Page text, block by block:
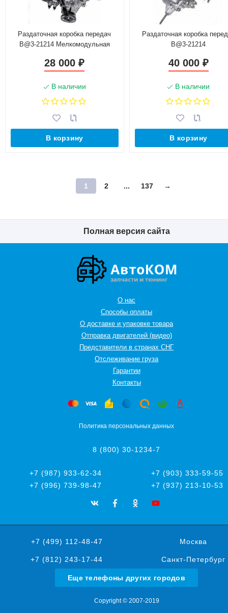
Раздаточная коробка передач
B@3-21214 Мелкомодульная
28 000₽
В наличии
В корзину
Раздаточная коробка
B@3-21214
40 000 ₽
В наличии
В корзину
1 2 ... 137 →
Полная версия сайта
О нас
Способы оплаты
О доставке и упаковке товара
Отправка двигателей (видео)
Представители в странах СНГ
Oтслеживание груза
Гарантии
Контакты
Политика персональных данных
8 (800) 30-1234-7
+7 (987) 933-62-34
+7 (903) 333-59-55
+7 (996) 739-98-47
+7 (937) 213-10-53
+7 (499) 112-48-47 Москва
+7 (812) 243-17-44 Санкт-Петербург
Еще телефоны других городов
Copyright © 2007-2019